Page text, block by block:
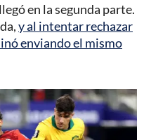
en la segunda parte.
y al intentar rechazar
enviando el mismo